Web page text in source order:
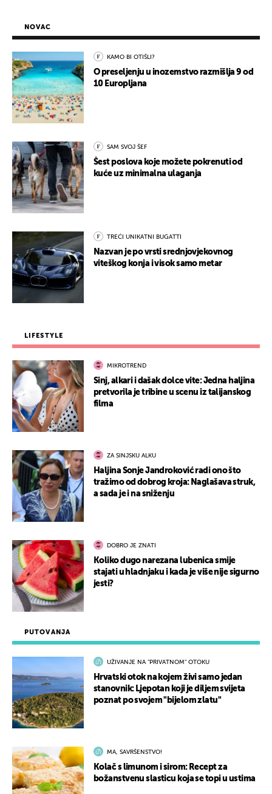
PUTOVANJA
UŽIVANJE NA "PRIVATNOM" OTOKU
Hrvatski otok na kojem živi samo jedan
stanovnik: Ljepotan koji je diljem svijeta
poznat po svojem "bijelom zlatu"
MA, SAVRŠENSTVO!
Kolač s limunom i sirom: Recept za
božanstvenu slasticu koja se topi u ustima
NOVAC
KAMO BI OTIŠLI?
O preseljenju u inozemstvo razmišlja 9 od
10 Europljana
SAM SVOJ ŠEF
Šest poslova koje možete pokrenuti od
kuće uz minimalna ulaganja
TREĆI UNIKATNI BUGATTI
Nazvan je po vrsti srednjovjekovnog
viteškog konja i visok samo metar
LIFESTYLE
MIKROTREND
Sinj, alkari i dašak dolce vite: Jedna haljina
pretvorila je tribine u scenu iz talijanskog
filma
ZA SINJSKU ALKU
Haljina Sonje Jandroković radi ono što
tražimo od dobrog kroja: Naglašava struk,
a sada je i na sniženju
DOBRO JE ZNATI
Koliko dugo narezana lubenica smije
stajati u hladnjaku i kada je više nije sigurno
jesti?